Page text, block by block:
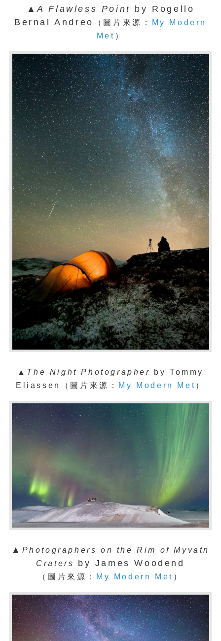
▲A Flawless Point
by Rogello
Bernal Andreo
（圖片來源：
My Modern
Met ）
▲ The Night Photographer
by Tommy
Eliassen（圖片來源： My Modern Met ）
▲ Photographers on the Rim of Myvatn
Craters
by James Woodend
（圖片來源： My Modern Met ）